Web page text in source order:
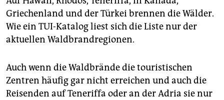
epaper login
Griechenland und der Türkei brennen die Wälder.
Wie ein TUI-Katalog liest sich die Liste nur der
aktuellen Waldbrandregionen.
Auch wenn die Waldbrände die touristischen
Zentren häufig gar nicht erreichen und auch die
Reisenden auf Teneriffa oder an der Adria sie nur